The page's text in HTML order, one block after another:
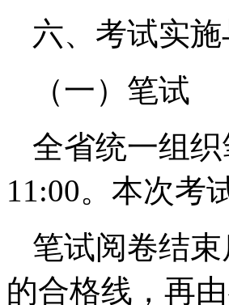
六、考试实施
（一）笔试
全省统一组
11:00。本次考
笔试阅卷结
的合格线，再